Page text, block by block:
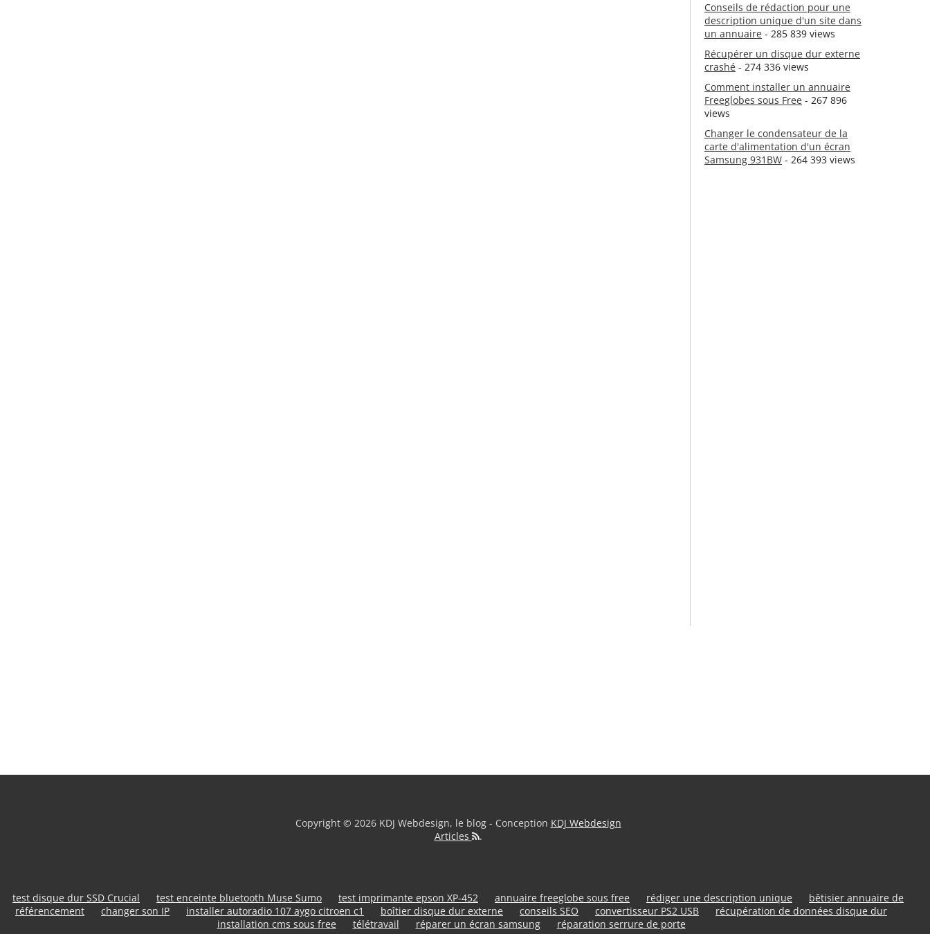
Conseils de rédaction pour une
description unique d'un site dans
un annuaire - 285 839 views
Récupérer un disque dur externe
crashé - 274 336 views
Comment installer un annuaire
Freeglobes sous Free - 267 896
views
Changer le condensateur de la
carte d'alimentation d'un écran
Samsung 931BW - 264 393 views
Copyright © 2026 KDJ Webdesign, le blog - Conception KDJ Webdesign
Articles
.
test disque dur SSD Crucial test enceinte bluetooth Muse Sumo test imprimante epson XP-452 annuaire freeglobe sous free rédiger une description unique
bêtisier annuaire de
référencement
changer son IP installer autoradio 107 aygo citroen c1 boîtier disque dur externe conseils SEO convertisseur PS2 USB
récupération de données disque dur
installation cms sous free
télétravail réparer un écran samsung réparation serrure de porte